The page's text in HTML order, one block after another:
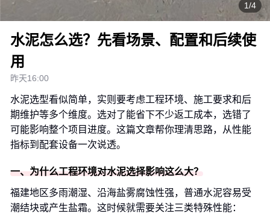
1/4
水泥怎么选？先看场景、配置和后续使
用
昨天16:00
水泥选型看似简单，实则要考虑工程环境、施工要求和后
期维护等多个维度。选对了能省下不少返工成本，选错了
可能影响整个项目进度。这篇文章帮你理清思路，从性能
指标到配套设备一次说透。
一、为什么工程环境对水泥选择影响这么大？
福建地区多雨潮湿、沿海盐雾腐蚀性强，普通水泥容易受
潮结块或产生盐霜。这时候就需要关注三类特殊性能：